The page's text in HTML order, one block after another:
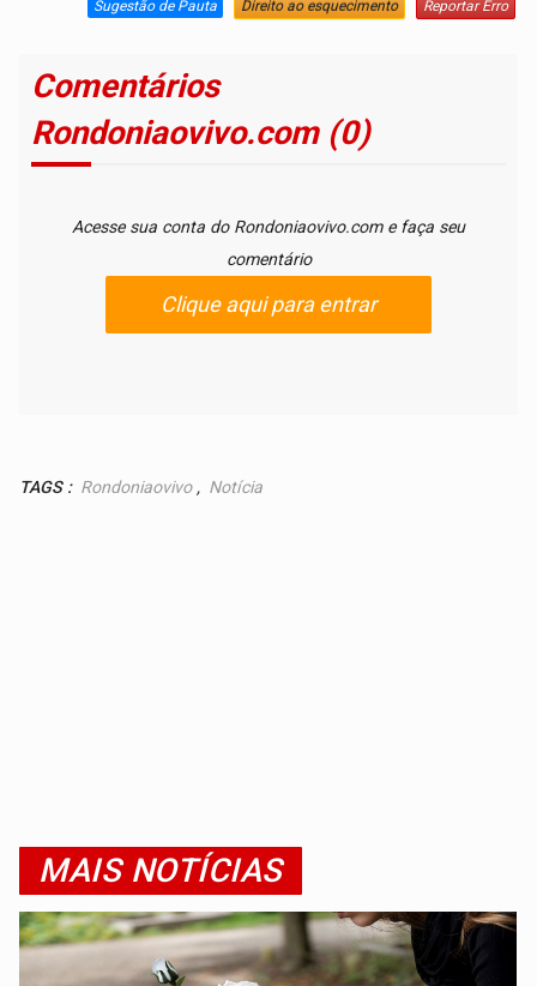
Sugestão de Pauta Direito ao esquecimento Reportar Erro
Comentários
Rondoniaovivo.com (0)
Acesse sua conta do Rondoniaovivo.com e faça seu
comentário
Clique aqui para entrar
TAGS : Rondoniaovivo, Notícia
MAIS NOTÍCIAS